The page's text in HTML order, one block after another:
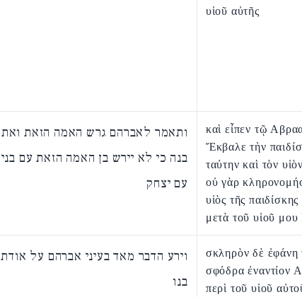
υἱοῦ αὐτῆς
ותאמר לאברהם גרש האמה הזאת ואת
בנה כי לא יירש בן האמה הזאת עם בני
עם יצחק
καὶ εἶπεν τῷ
Ἔκβαλε τὴν
ταύτην καὶ τὸν
οὐ γὰρ
υἱὸς τῆς παιδίσκης
μετὰ τοῦ υἱοῦ μου
וירע הדבר מאד בעיני אברהם על אודת
בנו
σκληρὸν δὲ ἐφάνη
σφόδρα ἐναντίον
περὶ τοῦ υἱοῦ